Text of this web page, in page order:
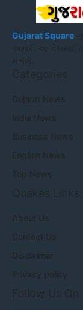
Gujarat Square
અમારી આ વેબસાઈટ
મળશે.
Categories
Gujarat News
India News
Business News
English News
Top News
Quakes Links
About Us
Contact Us
Disclaimer
Privacy policy
Follow Us On